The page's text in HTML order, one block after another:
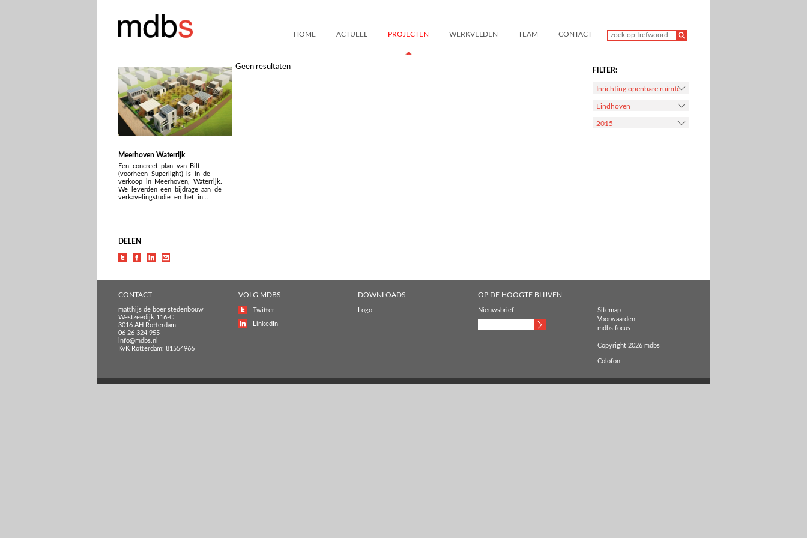
HOME ACTUEEL PROJECTEN WERKVELDEN TEAM CONTACT
Meerhoven Waterrijk
Een concreet plan van Bilt
(voorheen Superlight) is in de
verkoop in Meerhoven, Waterrijk.
We leverden een bijdrage aan de
verkavelingstudie en het in...
Geen resultaten
DELEN
FILTER:
Inrichting openbare ruimte
Eindhoven
2015
CONTACT
matthijs de boer stedenbouw
Westzeedijk 116-C
3016 AH Rotterdam
06 26 324 955
info@mdbs.nl
KvK Rotterdam: 81554966
VOLG MDBS
Twitter
LinkedIn
DOWNLOADS
Logo
OP DE HOOGTE BLIJVEN
Nieuwsbrief
Sitemap
Voorwaarden
mdbs focus
Copyright 2026 mdbs
Colofon